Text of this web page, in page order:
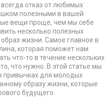
отказ от любимых
полезными в вашей
вещи проще, чем мы себе
несколько полезных
жизни. Самое главное в
которая поможет нам
что-то в течение нескольких
что нужно. В этой статье мы
привычках для молодых
образу жизни, которые
будущего.